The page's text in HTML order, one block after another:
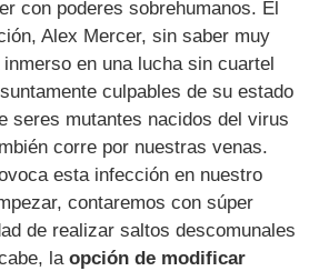
con poderes sobrehumanos. El
Alex Mercer, sin saber muy
en una lucha sin cuartel
culpables de su estado
seres mutantes nacidos del virus
corre por nuestras venas.
esta infección en nuestro
contaremos con súper
de realizar saltos descomunales
laopción de modificar